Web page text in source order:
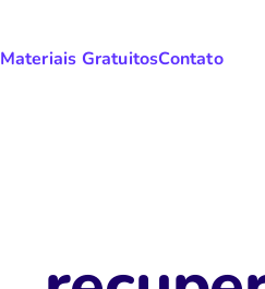
Materiais GratuitosContato